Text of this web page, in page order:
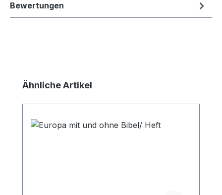
Bewertungen
Produktgalerie überspringen
Ähnliche Artikel